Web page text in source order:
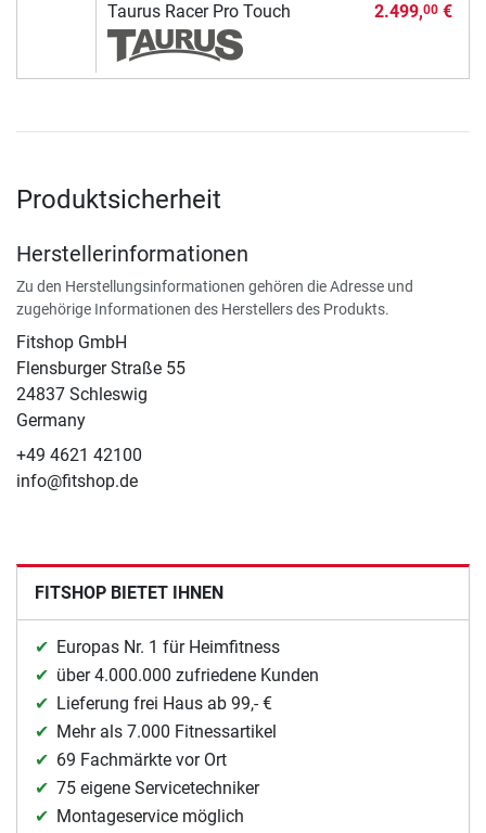
Taurus Racer Pro Touch 2.499,00€
Produktsicherheit
Herstellerinformationen
Zu den Herstellungsinformationen gehören die Adresse und
zugehörige Informationen des Herstellers des Produkts.
Fitshop GmbH
Flensburger Straße 55
24837 Schleswig
Germany
+49 4621 42100
info@fitshop.de
FITSHOP BIETET IHNEN
Europas Nr. 1 für Heimfitness
über 4.000.000 zufriedene Kunden
Lieferung frei Haus ab 99,- €
Mehr als 7.000 Fitnessartikel
69 Fachmärkte vor Ort
75 eigene Servicetechniker
Montageservice möglich